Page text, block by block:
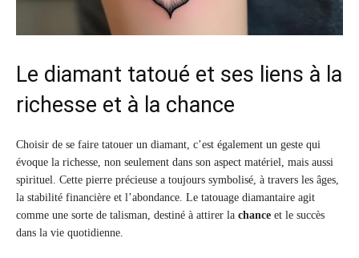
Le diamant tatoué et ses liens à la
richesse et à la chance
Choisir de se faire tatouer un diamant, c’est également un geste qui
évoque la richesse, non seulement dans son aspect matériel, mais aussi
spirituel. Cette pierre précieuse a toujours symbolisé, à travers les âges,
la stabilité financière et l’abondance. Le tatouage diamantaire agit
comme une sorte de talisman, destiné à attirer la chance et le succès
dans la vie quotidienne.